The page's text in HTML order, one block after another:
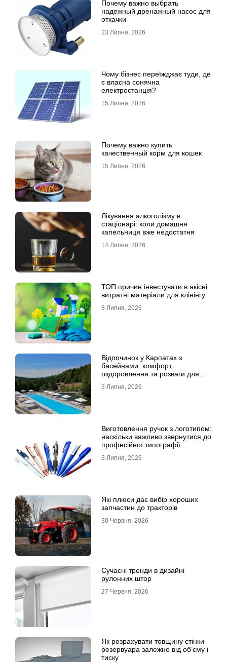
Почему важно выбрать
надежный дренажный насос для
откачки
23 Липня, 2026
Чому бізнес переїжджає туди, де
є власна сонячна
електростанція?
15 Липня, 2026
Почему важно купить
качественный корм для кошек
15 Липня, 2026
Лікування алкоголізму в
стаціонарі: коли домашня
капельниця вже недостатня
14 Липня, 2026
ТОП причин інвестувати в якісні
витратні матеріали для клінінгу
8 Липня, 2026
Відпочинок у Карпатах з
басейнами: комфорт,
оздоровлення та розваги для
3 Липня, 2026
Виготовлення ручок з логотипом:
наскільки важливо звернутися до
професійної типографії
3 Липня, 2026
Які плюси дає вибір хороших
запчастин до тракторів
30 Червня, 2026
Сучасні тренди в дизайні
рулонних штор
27 Червня, 2026
Як розрахувати товщину стінки
резервуара залежно від об’єму і
тиску